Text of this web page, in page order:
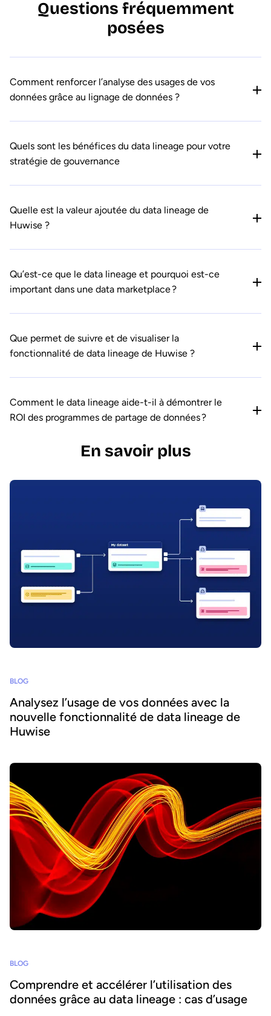
Questions fréquemment
posées
Comment renforcer l’analyse des usages de vos
données grâce au lignage de données ?
Quels sont les bénéfices du data lineage pour votre
stratégie de gouvernance
Quelle est la valeur ajoutée du data lineage de
Huwise ?
Qu’est-ce que le data lineage et pourquoi est-ce
important dans une data marketplace ?
Que permet de suivre et de visualiser la
fonctionnalité de data lineage de Huwise ?
Comment le data lineage aide-t-il à démontrer le
ROI des programmes de partage de données ?
En savoir plus
BLOG
Analysez l’usage de vos données avec la
nouvelle fonctionnalité de data lineage de
Huwise
BLOG
Comprendre et accélérer l’utilisation des
données grâce au data lineage : cas d’usage